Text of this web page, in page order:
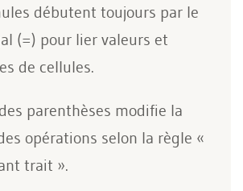
débutent toujours par le
(=) pour lier valeurs et
de cellules.
parenthèses modifie la
opérations selon la règle «
trait ».